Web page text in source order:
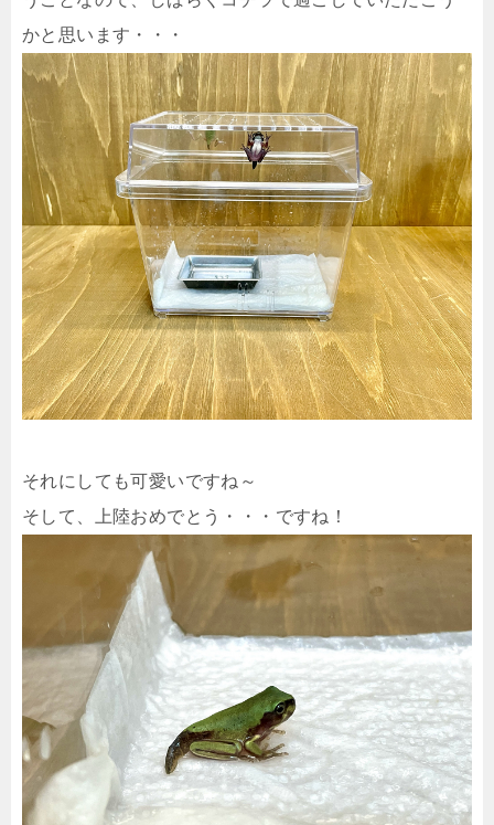
かと思います・・・
それにしても可愛いですね～
そして、上陸おめでとう・・・ですね！